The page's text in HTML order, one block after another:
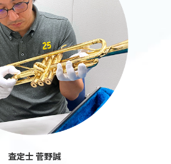
査定士 菅野誠